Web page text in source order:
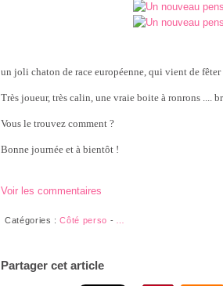
un joli chaton de race européenne, qui vient de fêter
Très joueur, très calin, une vraie boite à ronrons ....
Vous le trouvez comment ?
Bonne journée et à bientôt !
Voir les commentaires
Catégories :Côté perso -
Partager cet article